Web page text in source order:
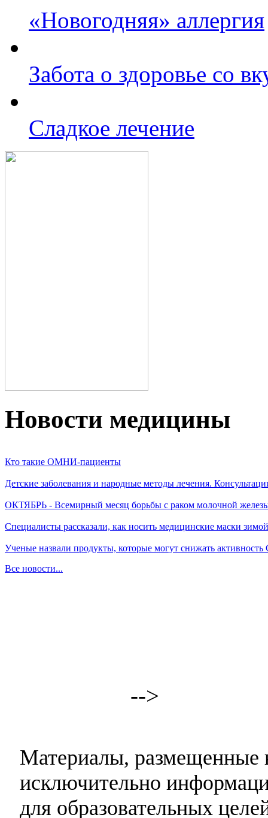
«Новогодняя» аллергия
Забота о здоровье со
Сладкое лечение
Новости медицины
Кто такие ОМНИ-пациенты
Детские заболевания и народные методы лечения.
ОКТЯБРЬ - Всемирный месяц борьбы с раком молочной
Специалисты рассказали, как носить медицинские маски зимой
Ученые назвали продукты, которые могут снижать
Все новости...
-->
Материалы, размещенные
исключительно
для образовательных